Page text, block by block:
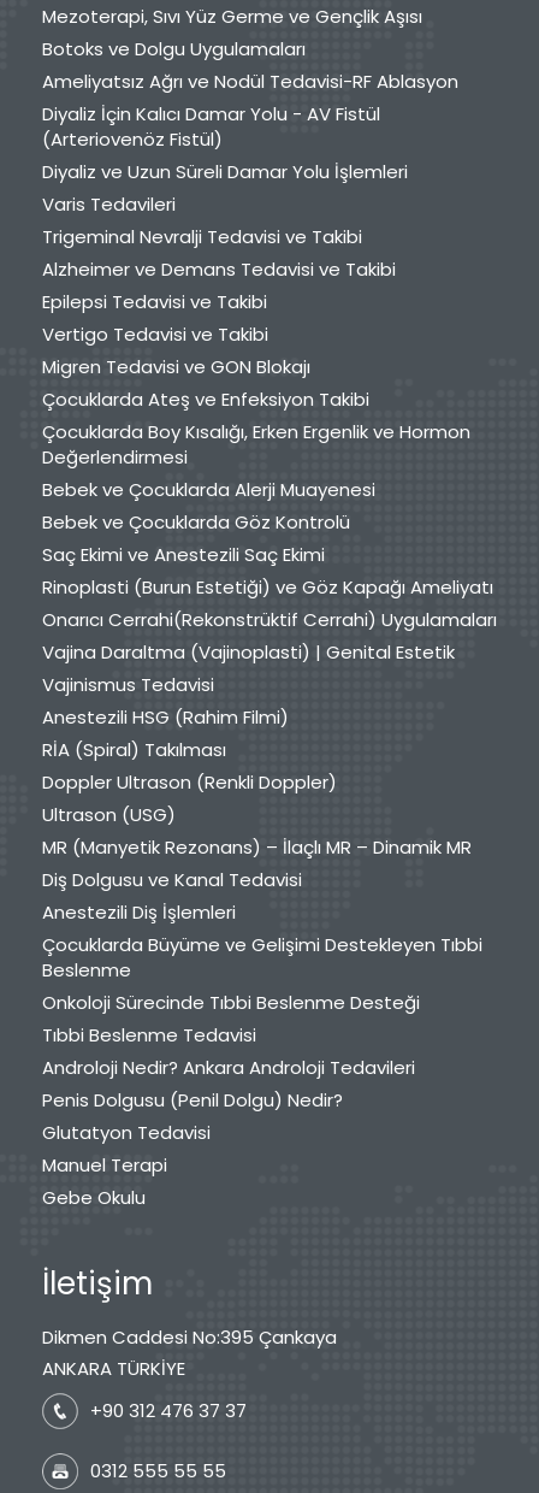
Mezoterapi, Sıvı Yüz Germe ve Gençlik Aşısı
Botoks ve Dolgu Uygulamaları
Ameliyatsız Ağrı ve Nodül Tedavisi-RF Ablasyon
Diyaliz İçin Kalıcı Damar Yolu - AV Fistül
(Arteriovenöz Fistül)
Diyaliz ve Uzun Süreli Damar Yolu İşlemleri
Varis Tedavileri
Trigeminal Nevralji Tedavisi ve Takibi
Alzheimer ve Demans Tedavisi ve Takibi
Epilepsi Tedavisi ve Takibi
Vertigo Tedavisi ve Takibi
Migren Tedavisi ve GON Blokajı
Çocuklarda Ateş ve Enfeksiyon Takibi
Çocuklarda Boy Kısalığı, Erken Ergenlik ve Hormon
Değerlendirmesi
Bebek ve Çocuklarda Alerji Muayenesi
Bebek ve Çocuklarda Göz Kontrolü
Saç Ekimi ve Anestezili Saç Ekimi
Rinoplasti (Burun Estetiği) ve Göz Kapağı Ameliyatı
Onarıcı Cerrahi(Rekonstrüktif Cerrahi) Uygulamaları
Vajina Daraltma (Vajinoplasti) | Genital Estetik
Vajinismus Tedavisi
Anestezili HSG (Rahim Filmi)
RİA (Spiral) Takılması
Doppler Ultrason (Renkli Doppler)
Ultrason (USG)
MR (Manyetik Rezonans) – İlaçlı MR – Dinamik MR
Diş Dolgusu ve Kanal Tedavisi
Anestezili Diş İşlemleri
Çocuklarda Büyüme ve Gelişimi Destekleyen Tıbbi
Beslenme
Onkoloji Sürecinde Tıbbi Beslenme Desteği
Tıbbi Beslenme Tedavisi
Androloji Nedir? Ankara Androloji Tedavileri
Penis Dolgusu (Penil Dolgu) Nedir?
Glutatyon Tedavisi
Manuel Terapi
Gebe Okulu
İletişim
Dikmen Caddesi No:395 Çankaya
ANKARA TÜRKİYE
+90 312 476 37 37
0312 555 55 55